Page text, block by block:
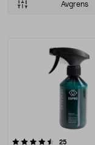
Avgrens
Produkter
25
4.0 av 5 stjerner